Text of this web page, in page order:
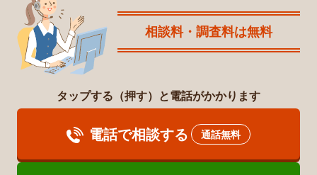
相談料・調査料は無料
タップする（押す）と電話がかかります
電話で相談する 通話無料